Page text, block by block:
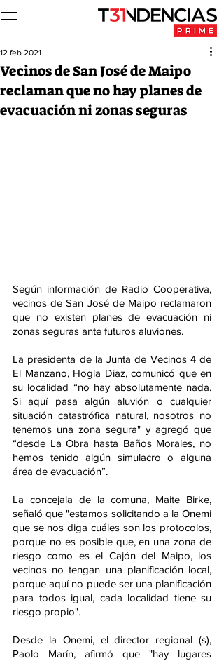
Vecinos de San José de Maipo
reclaman que no hay planes de
evacuación ni zonas seguras
12 feb 2021
Según información de Radio Cooperativa,
vecinos de San José de Maipo reclamaron
que no existen planes de evacuación ni
zonas seguras ante futuros aluviones.
La presidenta de la Junta de Vecinos 4 de
El Manzano, Hogla Díaz, comunicó que en
su localidad “no hay absolutamente nada.
Si aquí pasa algún aluvión o cualquier
situación catastrófica natural, nosotros no
tenemos una zona segura" y agregó que
“desde La Obra hasta Baños Morales, no
hemos tenido algún simulacro o alguna
área de evacuación”.
La concejala de la comuna, Maite Birke,
señaló que "estamos solicitando a la Onemi
que se nos diga cuáles son los protocolos,
porque no es posible que, en una zona de
riesgo como es el Cajón del Maipo, los
vecinos no tengan una planificación local,
porque aquí no puede ser una planificación
para todos igual, cada localidad tiene su
riesgo propio".
Desde la Onemi, el director regional (s),
Paolo Marín, afirmó que "hay lugares